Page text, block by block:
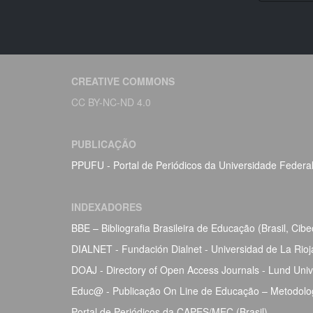
CREATIVE COMMONS
CC BY-NC-ND 4.0
PUBLICAÇÃO
PPUFU - Portal de Periódicos da Universidade
INDEXADORES
BBE – Bibliografia Brasileira de Educação (Brasil,
DIALNET - Fundación Dialnet - Universidad de La
DOAJ - Directory of Open Access Journals - Lund
Educ@ - Publicação On Line de Educação –